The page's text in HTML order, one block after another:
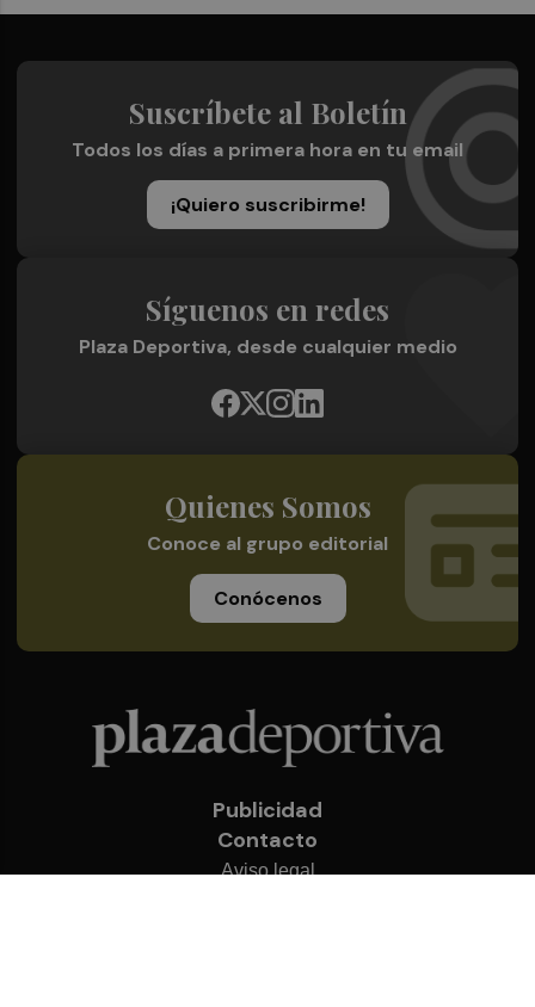
Suscríbete al Boletín
Todos los días a primera hora en tu email
¡Quiero suscribirme!
Síguenos en redes
Plaza Deportiva, desde cualquier medio
Quienes Somos
Conoce al grupo editorial
Conócenos
Publicidad
Contacto
Aviso legal